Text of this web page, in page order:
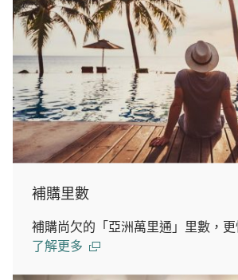
補購里數
補購尚欠的「亞洲萬里通」里數，更
了解更多